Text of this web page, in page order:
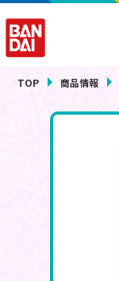
TOP 商品情報